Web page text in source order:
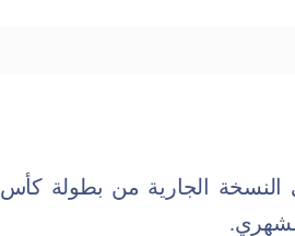
النسخة الجارية من بطولة كأس